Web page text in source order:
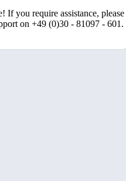
If you require assistance, please
on +49 (0)30 - 81097 - 601.